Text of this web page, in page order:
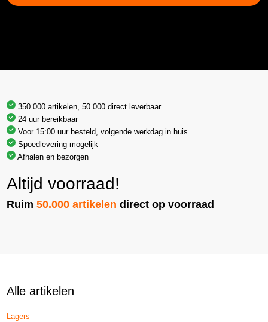
350.000 artikelen, 50.000 direct leverbaar
24 uur bereikbaar
Voor 15:00 uur besteld, volgende werkdag in huis
Spoedlevering mogelijk
Afhalen en bezorgen
Altijd voorraad!
Ruim50.000 artikelen direct op voorraad
Alle artikelen
Lagers